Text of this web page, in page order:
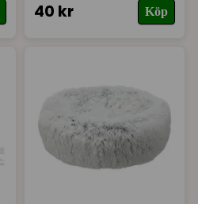
40 kr Köp